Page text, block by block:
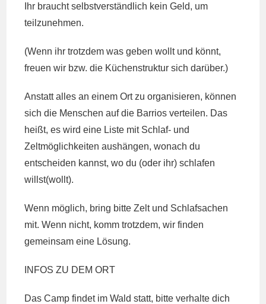
Ihr braucht selbstverständlich kein Geld, um
teilzunehmen.
(Wenn ihr trotzdem was geben wollt und könnt,
freuen wir bzw. die Küchenstruktur sich darüber.)
Anstatt alles an einem Ort zu organisieren, können
sich die Menschen auf die Barrios verteilen. Das
heißt, es wird eine Liste mit Schlaf- und
Zeltmöglichkeiten aushängen, wonach du
entscheiden kannst, wo du (oder ihr) schlafen
willst(wollt).
Wenn möglich, bring bitte Zelt und Schlafsachen
mit. Wenn nicht, komm trotzdem, wir finden
gemeinsam eine Lösung.
INFOS ZU DEM ORT
Das Camp findet im Wald statt, bitte verhalte dich